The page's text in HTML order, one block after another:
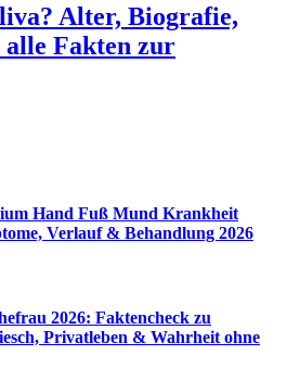
Alter, Biografie,
Fakten zur
Hand Fuß Mund Krankheit
Verlauf & Behandlung 2026
2026: Faktencheck zu
Privatleben & Wahrheit ohne